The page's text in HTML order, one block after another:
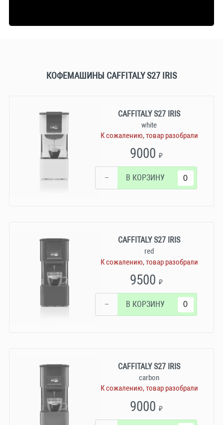
КОФЕМАШИНЫ CAFFITALY S27 IRIS
CAFFITALY S27 IRIS
white
К сожалению, товар разобрали
9000 ₽
− В КОРЗИНУ
CAFFITALY S27 IRIS
red
К сожалению, товар разобрали
9500 ₽
− В КОРЗИНУ
CAFFITALY S27 IRIS
carbon
К сожалению, товар разобрали
9000 ₽